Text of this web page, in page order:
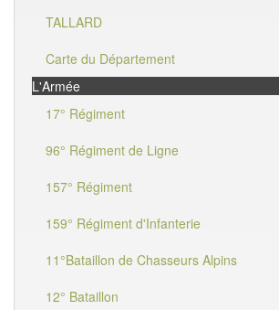
TALLARD
Carte du Département
L'Armée
17° Régiment
96° Régiment de Ligne
157° Régiment
159° Régiment d'Infanterie
11°Bataillon de Chasseurs Alpins
12° Bataillon